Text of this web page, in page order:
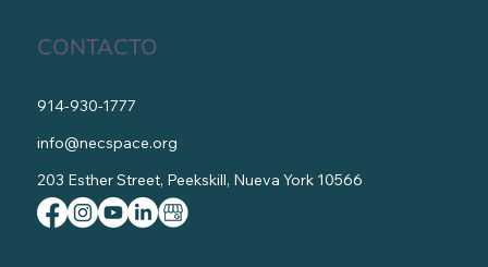
CONTACTO
914-930-1777
info@necspace.org
203 Esther Street, Peekskill, Nueva York 10566